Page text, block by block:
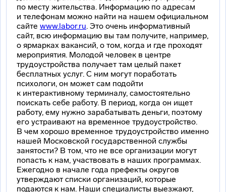
по месту жительства. Информацию по адресам
и телефонам можно найти на нашем официальном
сайте www.labor.ru. Это очень информативный
сайт, всю информацию вы там получите, например,
о ярмарках вакансий, о том, когда и где проходят
мероприятия. Молодой человек в центре
трудоустройства получает там целый пакет
бесплатных услуг. С ним могут поработать
психологи, он может сам подойти
к интерактивному терминалу, самостоятельно
поискать себе работу. В период, когда он ищет
работу, ему нужно зарабатывать деньги, поэтому
его устраивают на временное трудоустройство.
В чем хорошо временное трудоустройство именно
нашей Московской государственной службы
занятости? В том, что не все организации могут
попасть к нам, участвовать в наших программах.
Ежегодно в начале года префекты округов
утверждают списки организаций, которые
подаются к нам. Наши специалисты выезжают,